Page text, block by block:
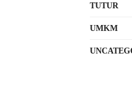
TUTUR
UMKM